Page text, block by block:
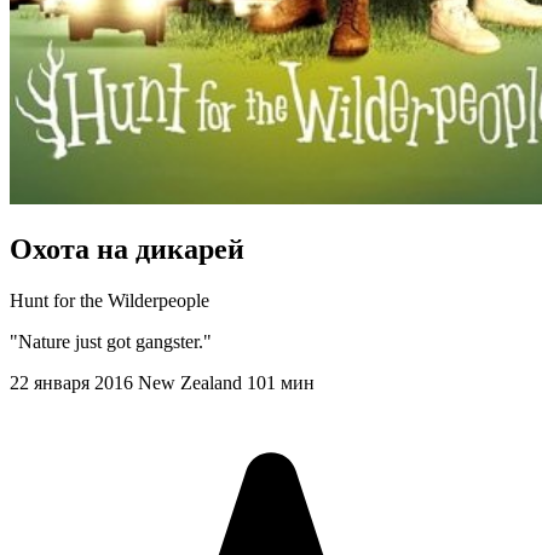
Охота на дикарей
Hunt for the Wilderpeople
"Nature just got gangster."
22 января 2016 New Zealand 101 мин